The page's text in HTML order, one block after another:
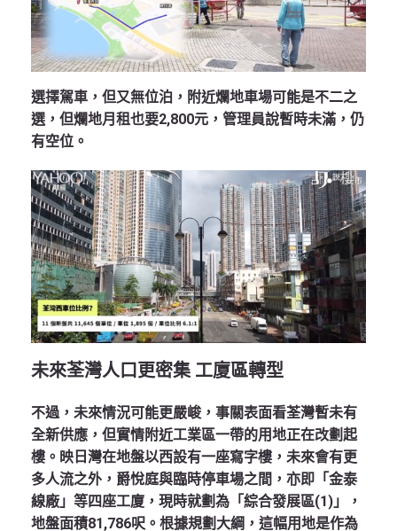
選擇駕車，但又無位泊，附近爛地車場可能是不二之
選，但爛地月租也要2,800元，管理員說暫時未滿，仍
有空位。
未來荃灣人口更密集 工廈區轉型
不過，未來情況可能更嚴峻，事關表面看荃灣暫未有
全新供應，但實情附近工業區一帶的用地正在改劃起
樓。映日灣在地盤以西設有一座寫字樓，未來會有更
多人流之外，爵悅庭與臨時停車場之間，亦即「金泰
線廠」等四座工廈，現時就劃為「綜合發展區(1)」，
地盤面積81,786呎。根據規劃大綱，這幅用地是作為